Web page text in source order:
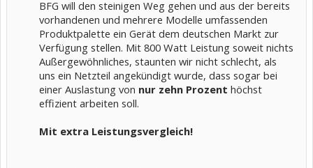
BFG will den steinigen Weg gehen und aus der bereits
vorhandenen und mehrere Modelle umfassenden
Produktpalette ein Gerät dem deutschen Markt zur
Verfügung stellen. Mit 800 Watt Leistung soweit nichts
Außergewöhnliches, staunten wir nicht schlecht, als
uns ein Netzteil angekündigt wurde, dass sogar bei
einer Auslastung von nur zehn Prozent höchst
effizient arbeiten soll.
Mit extra Leistungsvergleich!